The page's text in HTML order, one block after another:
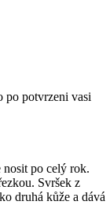
po potvrzeni vasi
po celý rok.
Svršek z
druhá kůže a dává